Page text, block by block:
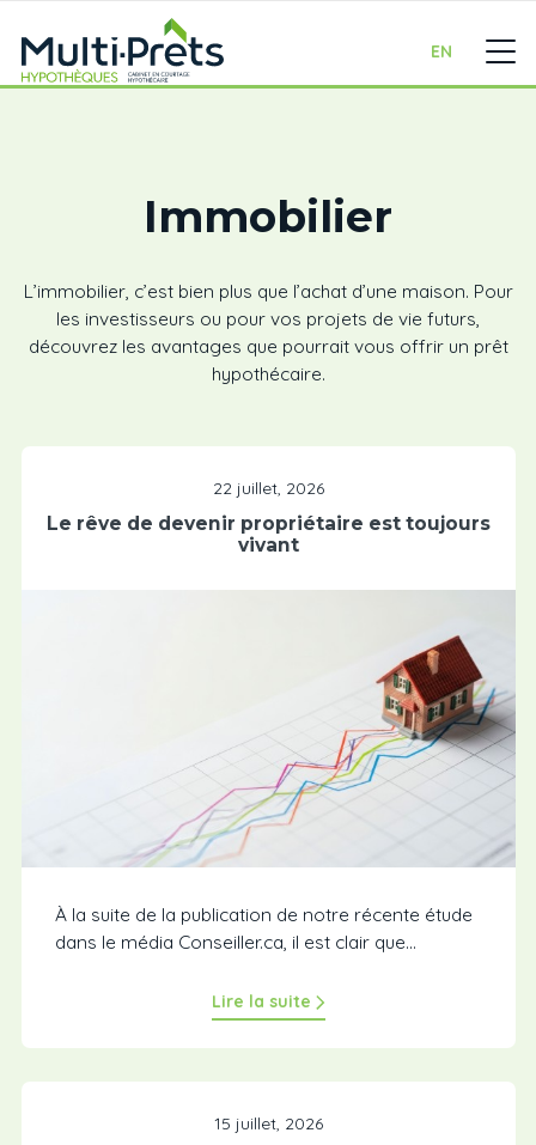
EN
Immobilier
L’immobilier, c’est bien plus que l’achat d’une maison. Pour
les investisseurs ou pour vos projets de vie futurs,
découvrez les avantages que pourrait vous offrir un prêt
hypothécaire.
22 juillet, 2026
Le rêve de devenir propriétaire est toujours
vivant
À la suite de la publication de notre récente étude
dans le média Conseiller.ca, il est clair que...
Lire la suite
15 juillet, 2026